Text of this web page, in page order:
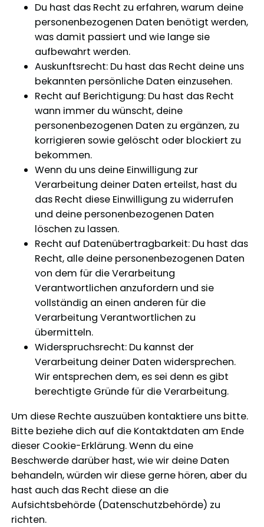
Du hast das Recht zu erfahren, warum deine
personenbezogenen Daten benötigt werden,
was damit passiert und wie lange sie
aufbewahrt werden.
Auskunftsrecht: Du hast das Recht deine uns
bekannten persönliche Daten einzusehen.
Recht auf Berichtigung: Du hast das Recht
wann immer du wünscht, deine
personenbezogenen Daten zu ergänzen, zu
korrigieren sowie gelöscht oder blockiert zu
bekommen.
Wenn du uns deine Einwilligung zur
Verarbeitung deiner Daten erteilst, hast du
das Recht diese Einwilligung zu widerrufen
und deine personenbezogenen Daten
löschen zu lassen.
Recht auf Datenübertragbarkeit: Du hast das
Recht, alle deine personenbezogenen Daten
von dem für die Verarbeitung
Verantwortlichen anzufordern und sie
vollständig an einen anderen für die
Verarbeitung Verantwortlichen zu
übermitteln.
Widerspruchsrecht: Du kannst der
Verarbeitung deiner Daten widersprechen.
Wir entsprechen dem, es sei denn es gibt
berechtigte Gründe für die Verarbeitung.
Um diese Rechte auszuüben kontaktiere uns bitte.
Bitte beziehe dich auf die Kontaktdaten am Ende
dieser Cookie-Erklärung. Wenn du eine
Beschwerde darüber hast, wie wir deine Daten
behandeln, würden wir diese gerne hören, aber du
hast auch das Recht diese an die
Aufsichtsbehörde (Datenschutzbehörde) zu
richten.